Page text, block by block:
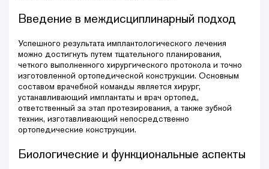
Введение в междисциплинарный подход
Успешного результата имплантологического лечения
можно достигнуть путем тщательного планирования,
четкого выполненного хирургического протокола и точно
изготовленной ортопедической конструкции. Основным
составом врачебной команды является хирург,
устанавливающий имплантаты и врач ортопед,
ответственный за этап протезирования, а также зубной
техник, изготавливающий непосредственно
ортопедические конструкции.
Биологические и функциональные аспекты